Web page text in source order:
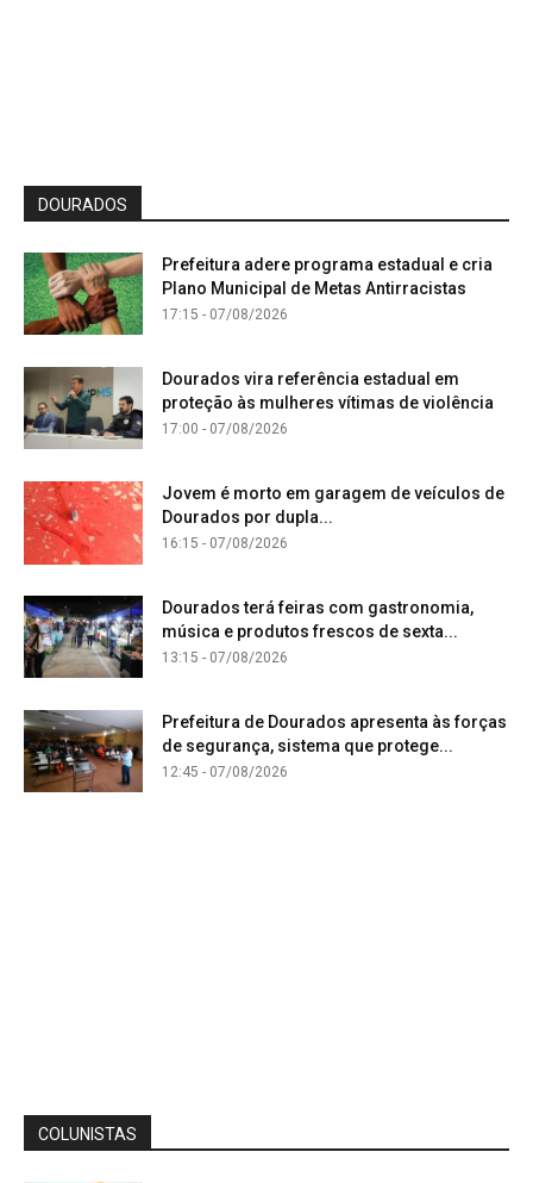
DOURADOS
Prefeitura adere programa estadual e cria
Plano Municipal de Metas Antirracistas
17:15 - 07/08/2026
Dourados vira referência estadual em
proteção às mulheres vítimas de violência
17:00 - 07/08/2026
Jovem é morto em garagem de veículos de
Dourados por dupla...
16:15 - 07/08/2026
Dourados terá feiras com gastronomia,
música e produtos frescos de sexta...
13:15 - 07/08/2026
Prefeitura de Dourados apresenta às forças
de segurança, sistema que protege...
12:45 - 07/08/2026
COLUNISTAS